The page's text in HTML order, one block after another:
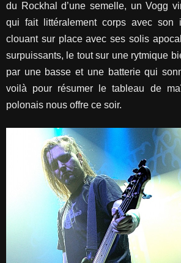
du Rockhal d’une semelle, un Vogg
qui fait littéralement corps avec son
clouant sur place avec ses solis
surpuissants, le tout sur une rytmique
par une basse et une batterie qui
voilà pour résumer le tableau de
polonais nous offre ce soir.